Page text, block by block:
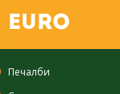
euro
Печалби